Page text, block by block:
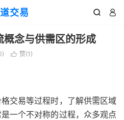
交易  
念与供需区的形成
 赞(1 )
交易等过程时，了解供需区域
一个不对称的过程，众多观点